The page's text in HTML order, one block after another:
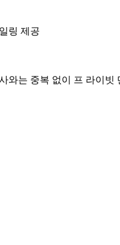
링 제공
는 중복 없이 프 라이